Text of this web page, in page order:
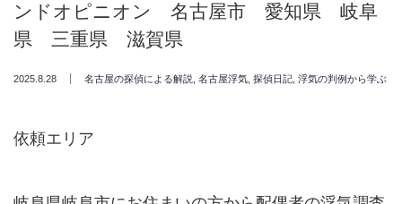
ンドオピニオン 名古屋市 愛知県 岐阜
県 三重県 滋賀県
2025.8.28 名古屋の探偵による解説 名古屋浮気 探偵日記 浮気の判例から学ぶ
依頼エリア